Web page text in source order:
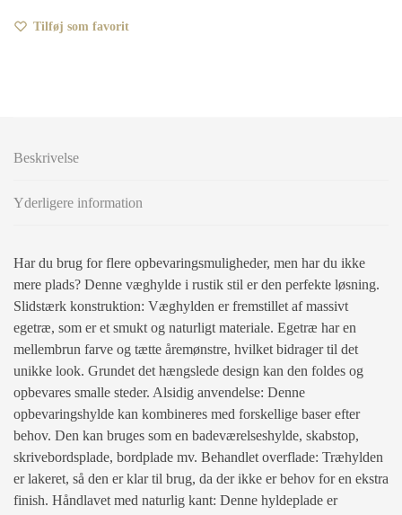
Tilføj som favorit
Beskrivelse
Yderligere information
Har du brug for flere opbevaringsmuligheder, men har du ikke
mere plads? Denne væghylde i rustik stil er den perfekte løsning.
Slidstærk konstruktion: Væghylden er fremstillet af massivt
egetræ, som er et smukt og naturligt materiale. Egetræ har en
mellembrun farve og tætte åremønstre, hvilket bidrager til det
unikke look. Grundet det hængslede design kan den foldes og
opbevares smalle steder. Alsidig anvendelse: Denne
opbevaringshylde kan kombineres med forskellige baser efter
behov. Den kan bruges som en badeværelseshylde, skabstop,
skrivebordsplade, bordplade mv. Behandlet overflade: Træhylden
er lakeret, så den er klar til brug, da der ikke er behov for en ekstra
finish. Håndlavet med naturlig kant: Denne hyldeplade er